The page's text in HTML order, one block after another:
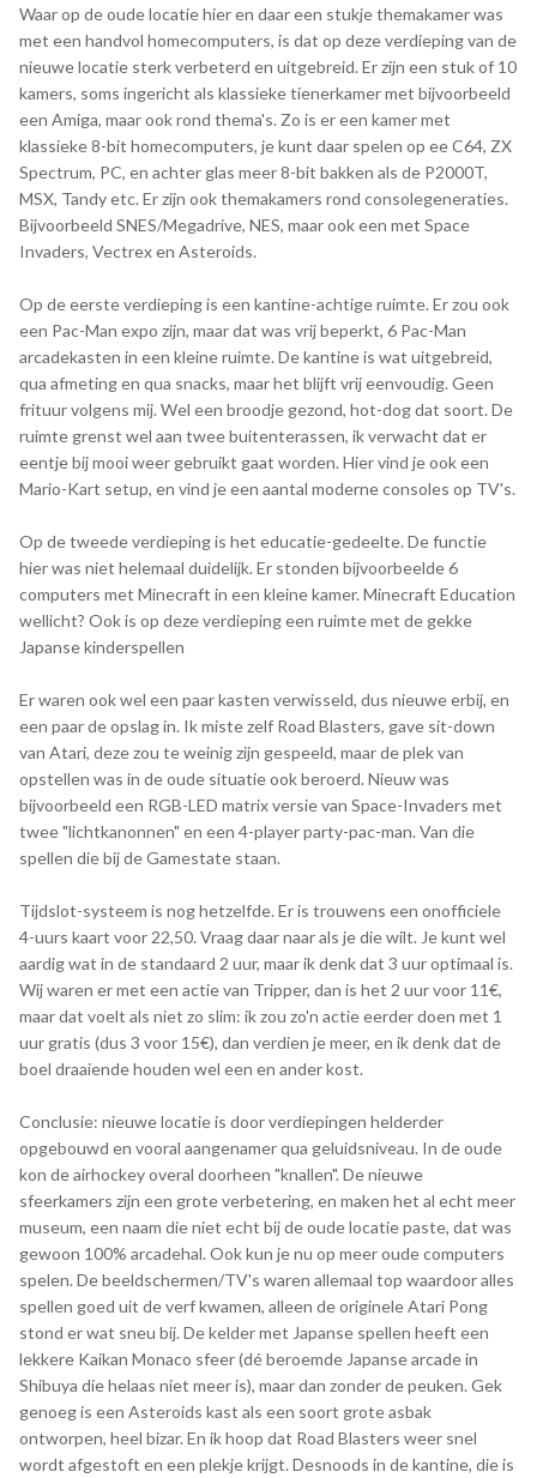
Waar op de oude locatie hier en daar een stukje themakamer was
met een handvol homecomputers, is dat op deze verdieping van de
nieuwe locatie sterk verbeterd en uitgebreid. Er zijn een stuk of 10
kamers, soms ingericht als klassieke tienerkamer met bijvoorbeeld
een Amiga, maar ook rond thema's. Zo is er een kamer met
klassieke 8-bit homecomputers, je kunt daar spelen op ee C64, ZX
Spectrum, PC, en achter glas meer 8-bit bakken als de P2000T,
MSX, Tandy etc. Er zijn ook themakamers rond consolegeneraties.
Bijvoorbeeld SNES/Megadrive, NES, maar ook een met Space
Invaders, Vectrex en Asteroids.
Op de eerste verdieping is een kantine-achtige ruimte. Er zou ook
een Pac-Man expo zijn, maar dat was vrij beperkt, 6 Pac-Man
arcadekasten in een kleine ruimte. De kantine is wat uitgebreid,
qua afmeting en qua snacks, maar het blijft vrij eenvoudig. Geen
frituur volgens mij. Wel een broodje gezond, hot-dog dat soort. De
ruimte grenst wel aan twee buitenterassen, ik verwacht dat er
eentje bij mooi weer gebruikt gaat worden. Hier vind je ook een
Mario-Kart setup, en vind je een aantal moderne consoles op TV's.
Op de tweede verdieping is het educatie-gedeelte. De functie
hier was niet helemaal duidelijk. Er stonden bijvoorbeelde 6
computers met Minecraft in een kleine kamer. Minecraft Education
wellicht? Ook is op deze verdieping een ruimte met de gekke
Japanse kinderspellen
Er waren ook wel een paar kasten verwisseld, dus nieuwe erbij, en
een paar de opslag in. Ik miste zelf Road Blasters, gave sit-down
van Atari, deze zou te weinig zijn gespeeld, maar de plek van
opstellen was in de oude situatie ook beroerd. Nieuw was
bijvoorbeeld een RGB-LED matrix versie van Space-Invaders met
twee "lichtkanonnen" en een 4-player party-pac-man. Van die
spellen die bij de Gamestate staan.
Tijdslot-systeem is nog hetzelfde. Er is trouwens een onofficiele
4-uurs kaart voor 22,50. Vraag daar naar als je die wilt. Je kunt wel
aardig wat in de standaard 2 uur, maar ik denk dat 3 uur optimaal is.
Wij waren er met een actie van Tripper, dan is het 2 uur voor 11€,
maar dat voelt als niet zo slim: ik zou zo'n actie eerder doen met 1
uur gratis (dus 3 voor 15€), dan verdien je meer, en ik denk dat de
boel draaiende houden wel een en ander kost.
Conclusie: nieuwe locatie is door verdiepingen helderder
opgebouwd en vooral aangenamer qua geluidsniveau. In de oude
kon de airhockey overal doorheen "knallen". De nieuwe
sfeerkamers zijn een grote verbetering, en maken het al echt meer
museum, een naam die niet echt bij de oude locatie paste, dat was
gewoon 100% arcadehal. Ook kun je nu op meer oude computers
spelen. De beeldschermen/TV's waren allemaal top waardoor alles
spellen goed uit de verf kwamen, alleen de originele Atari Pong
stond er wat sneu bij. De kelder met Japanse spellen heeft een
lekkere Kaikan Monaco sfeer (dé beroemde Japanse arcade in
Shibuya die helaas niet meer is), maar dan zonder de peuken. Gek
genoeg is een Asteroids kast als een soort grote asbak
ontworpen, heel bizar. En ik hoop dat Road Blasters weer snel
wordt afgestoft en een plekje krijgt. Desnoods in de kantine, die is